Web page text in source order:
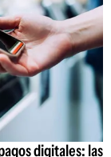
digitales: las